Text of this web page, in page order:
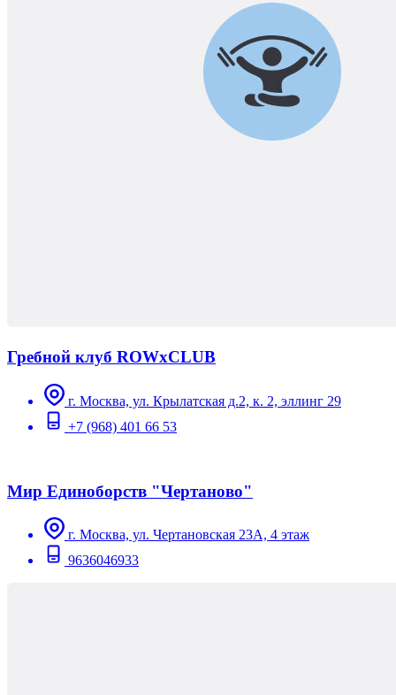
Гребной клуб ROWxCLUB
г. Москва, ул. Крылатская д.2, к. 2, эллинг 29
+7 (968) 401 66 53
Мир Единоборств "Чертаново"
г. Москва, ул. Чертановская 23А, 4 этаж
9636046933